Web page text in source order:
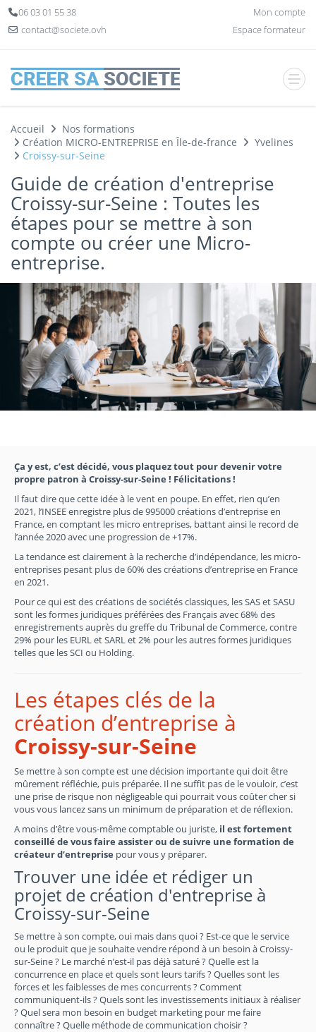
06 03 01 55 38
contact@societe.ovh
Mon compte
Espace formateur
Accueil
Nos formations
Création MICRO-ENTREPRISE en Île-de-france
Yvelines
Croissy-sur-Seine
Guide de création d'entreprise
Croissy-sur-Seine : Toutes les
étapes pour se mettre à son
compte ou créer une Micro-
entreprise.
Ça y est, c’est décidé, vous plaquez tout pour devenir votre
propre patron à Croissy-sur-Seine ! Félicitations !
Il faut dire que cette idée à le vent en poupe. En effet, rien qu’en
2021, l’INSEE enregistre plus de 995000 créations d’entreprise en
France, en comptant les micro entreprises, battant ainsi le record de
l’année 2020 avec une progression de +17%.
La tendance est clairement à la recherche d’indépendance, les micro-
entreprises pesant plus de 60% des créations d’entreprise en France
en 2021.
Pour ce qui est des créations de sociétés classiques, les SAS et SASU
sont les formes juridiques préférées des Français avec 68% des
enregistrements auprès du greffe du Tribunal de Commerce, contre
29% pour les EURL et SARL et 2% pour les autres formes juridiques
telles que les SCI ou Holding.
Les étapes clés de la
création d’entreprise à
Croissy-sur-Seine
Se mettre à son compte est une décision importante qui doit être
mûrement réfléchie, puis préparée. Il ne suffit pas de le vouloir, c’est
une prise de risque non négligeable qui pourrait vous coûter cher si
vous vous lancez sans un minimum de préparation et de réflexion.
A moins d’être vous-même comptable ou juriste, il est fortement
conseillé de vous faire assister ou de suivre une formation de
créateur d’entreprise pour vous y préparer.
Trouver une idée et rédiger un
projet de création d'entreprise à
Croissy-sur-Seine
Se mettre à son compte, oui mais dans quoi ? Est-ce que le service
ou le produit que je souhaite vendre répond à un besoin à Croissy-
sur-Seine ? Le marché n’est-il pas déjà saturé ? Quelle est la
concurrence en place et quels sont leurs tarifs ? Quelles sont les
forces et les faiblesses de mes concurrents ? Comment
communiquent-ils ? Quels sont les investissements initiaux à réaliser
? Quel sera mon besoin en budget marketing pour me faire
connaître ? Quelle méthode de communication choisir ?
Panneau de gestion des cookies